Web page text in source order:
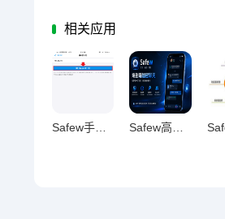
相关应用
Safew手机号注册争议，安全、隐私与体验的平衡之辩